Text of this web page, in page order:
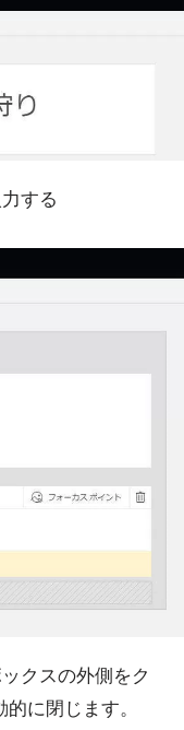
する
クスの外側をク
に閉じます。